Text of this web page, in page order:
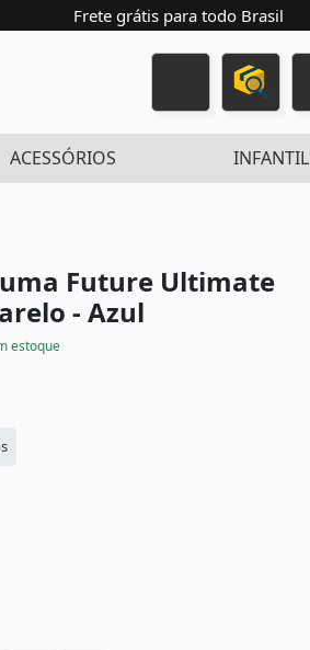
Frete grátis para todo Brasil
ACESSÓRIOS INFANTIL
Future Ultimate
- Azul
estoque